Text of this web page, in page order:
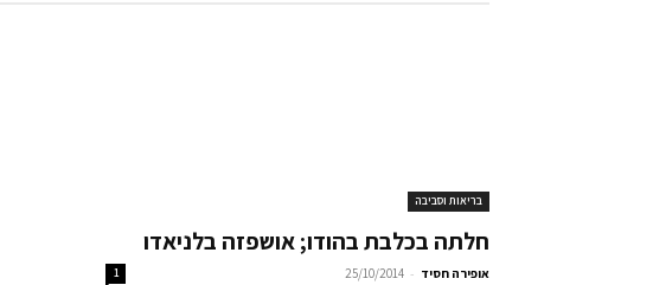
בריאות וסביבה
חלתה בכלבת בהודו; אושפזה בלניאדו
אופירה חסיד -
25/10/2014
1